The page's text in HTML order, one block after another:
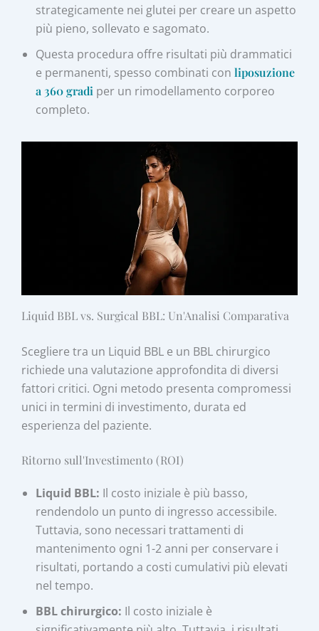
strategicamente nei glutei per creare un aspetto
più pieno, sollevato e sagomato.
Questa procedura offre risultati più drammatici
e permanenti, spesso combinati conliposuzione
a 360 gradi per un rimodellamento corporeo
completo.
Liquid BBL vs. Surgical BBL: Un'Analisi Comparativa
Scegliere tra un Liquid BBL e un BBL chirurgico
richiede una valutazione approfondita di diversi
fattori critici. Ogni metodo presenta compromessi
unici in termini di investimento, durata ed
esperienza del paziente.
Ritorno sull'Investimento (ROI)
Liquid BBL: Il costo iniziale è più basso,
rendendolo un punto di ingresso accessibile.
Tuttavia, sono necessari trattamenti di
mantenimento ogni 1-2 anni per conservare i
risultati, portando a costi cumulativi più elevati
nel tempo.
BBL chirurgico: Il costo iniziale è